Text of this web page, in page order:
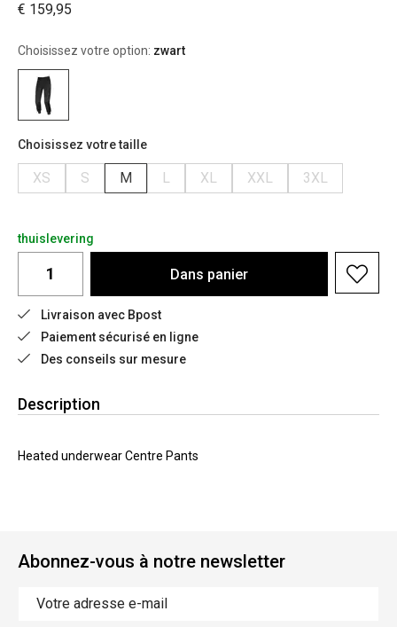
€ 159,95
Choisissez votre option: zwart
Choisissez votre taille
XS S M L XL XXL 3XL
thuislevering
Dans panier
Livraison avec Bpost
Paiement sécurisé en ligne
Des conseils sur mesure
Description
Heated underwear Centre Pants
Abonnez-vous à notre newsletter